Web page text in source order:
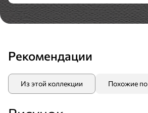
Рекомендации
Из этой коллекции Похожие по